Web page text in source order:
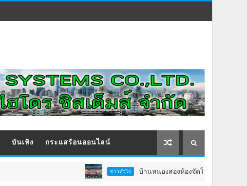
บันเทิง กระแสร้อนออนไลน์
ข่าวทั่วไป บ้านหนองสองห้องจัดใหญ่ “แห่เทียนพรรษา–ผ้าป่า